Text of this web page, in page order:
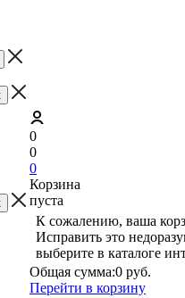
0
0
0
Корзина
пуста
К сожалению, ваша
Исправить это
выберите в каталоге
Общая сумма:0 руб.
Перейти в корзину